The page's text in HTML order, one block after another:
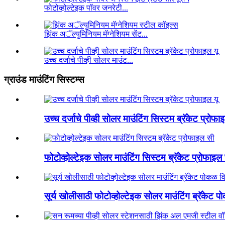
फोटोव्होल्टेइक पॉवर जनरेटी...
झिंक अॅल्युमिनियम मॅग्नेशियम सेंट...
उच्च दर्जाचे पीव्ही सोलर माउंट...
ग्राउंड माउंटिंग सिस्टम्स
उच्च दर्जाचे पीव्ही सोलर माउंटिंग सिस्टम ब्रॅकेट
फोटोव्होल्टेइक सोलर माउंटिंग सिस्टम ब्रॅकेट प्रोफाइल
सूर्य खोलीसाठी फोटोव्होल्टेइक सोलर माउंटिंग ब्रॅकेट